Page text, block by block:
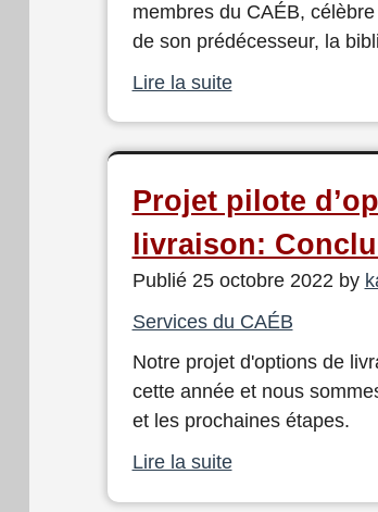
membres du CAÉB,
de son prédécesseur, la
Lire la suite
Projet pilote
livraison:
Publié 25 octobre 2022 by
Services du CAÉB
Notre projet d'options de
cette année et nous
et les prochaines étapes.
Lire la suite